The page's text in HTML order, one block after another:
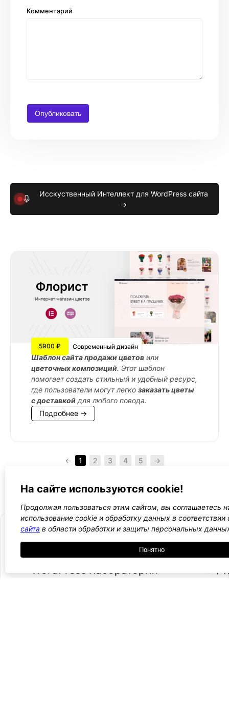
Комментарий
Исскуственный Интеллект для WordPress сайта
→
5900 ₽ Современный дизайн
Шаблон сайта продажи цветов или
цветочных композиций. Этот шаблон
помогает создать стильный и удобный ресурс,
где пользователи могут легко заказать цветы
с доставкой для любого повода.
Подробнее →
← 1 2 3 4 5 →
-
-
На сайте используются cookie!
Продолжая пользоваться этим сайтом, вы соглашаетесь
использование cookie и обработку данных в соответствии
сайта в области обработки и защиты персональных
Понятно